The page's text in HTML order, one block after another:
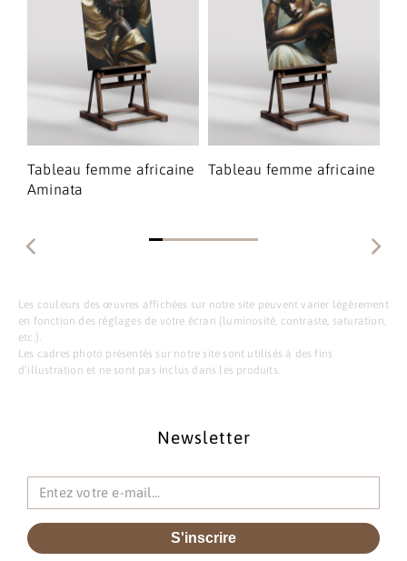
Tableau femme africaine
Aminata
Tableau femme africaine
Les couleurs des œuvres affichées sur notre site peuvent varier légèrement
en fonction des réglages de votre écran (luminosité, contraste, saturation,
etc.).
Les cadres photo présentés sur notre site sont utilisés à des fins
d’illustration et ne sont pas inclus dans les produits.
Newsletter
S'inscrire